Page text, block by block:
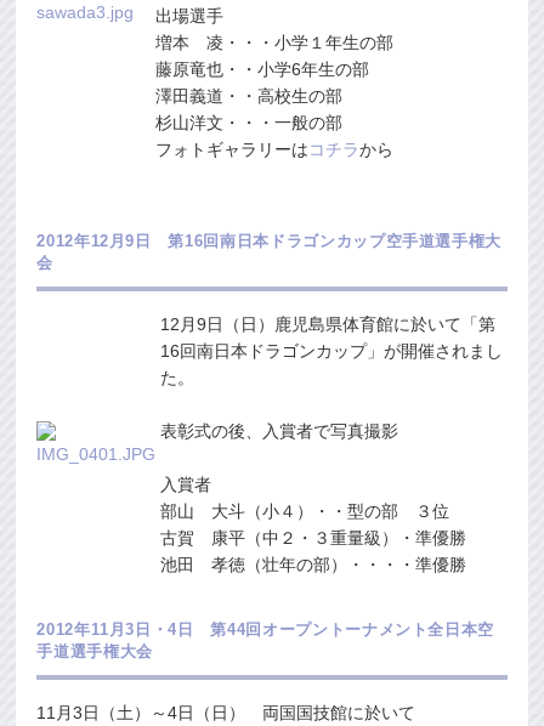
出場選手
増本 凌・・・小学１年生の部
藤原竜也・・小学6年生の部
澤田義道・・高校生の部
杉山洋文・・・一般の部
フォトギャラリーはコチラから
2012年12月9日 第16回南日本ドラゴンカップ空手道選手権大
会
12月9日（日）鹿児島県体育館に於いて「第
16回南日本ドラゴンカップ」が開催されまし
た。
表彰式の後、入賞者で写真撮影
入賞者
部山 大斗（小４）・・型の部 ３位
古賀 康平（中２・３重量級）・準優勝
池田 孝徳（壮年の部）・・・・準優勝
2012年11月3日・4日 第44回オープントーナメント全日本空
手道選手権大会
11月3日（土）～4日（日） 両国国技館に於いて